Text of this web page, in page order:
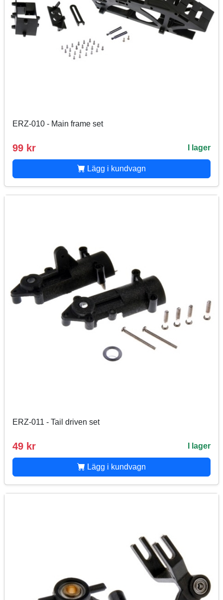
ERZ-010 - Main frame set
99 kr I lager
Lägg i kundvagn
ERZ-011 - Tail driven set
49 kr I lager
Lägg i kundvagn